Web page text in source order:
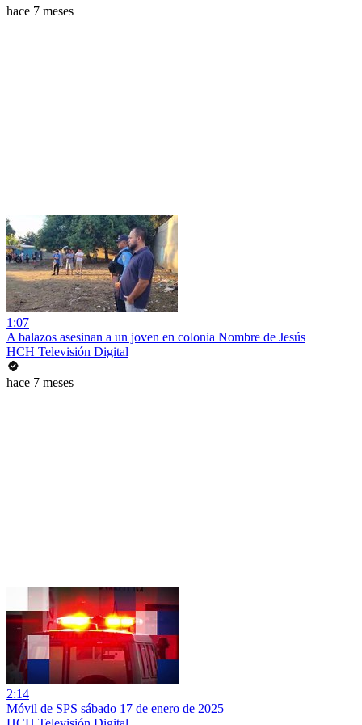
hace 7 meses
1:07
A balazos asesinan a un joven en colonia Nombre de Jesús
HCH Televisión Digital
hace 7 meses
2:14
Móvil de SPS sábado 17 de enero de 2025